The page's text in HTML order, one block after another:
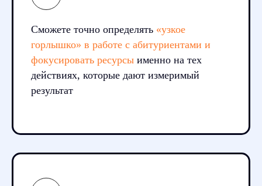
Сможете точно определять «узкое
горлышко» в работе с абитуриентами и
фокусировать ресурсы именно на тех
действиях, которые дают измеримый
результат